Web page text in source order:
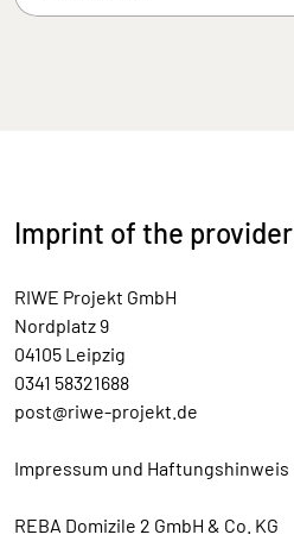
Imprint of the provider
RIWE Projekt GmbH
Nordplatz 9
04105 Leipzig
0341 58321688
post@riwe-projekt.de
Impressum und Haftungshinweis
REBA Domizile 2 GmbH & Co. KG